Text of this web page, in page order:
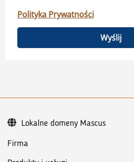
Polityka Prywatności
Wyślij
Firma
Lokalne domeny Mascus